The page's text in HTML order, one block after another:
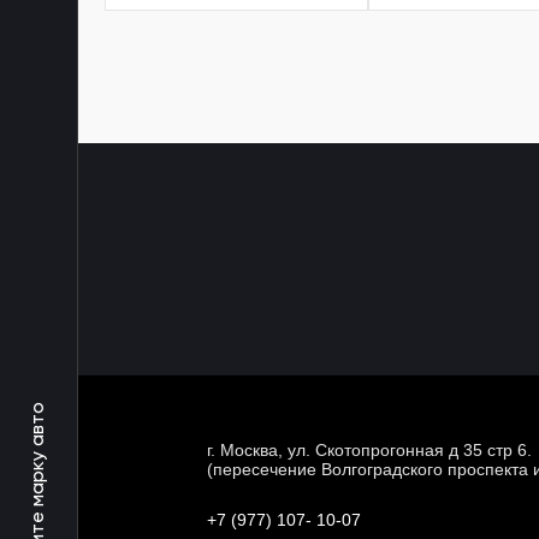
г. Москва, ул. Скотопрогонная д 35 стр 6.
(пересечение Волгоградского проспекта
+7 (977) 107- 10-07